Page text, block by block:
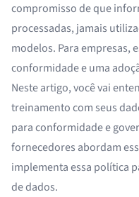
compromisso de que
processadas, jamais
modelos. Para empresas,
conformidade e uma
Neste artigo, você vai
treinamento com seus
para conformidade e
fornecedores abordam
implementa essa política
de dados.